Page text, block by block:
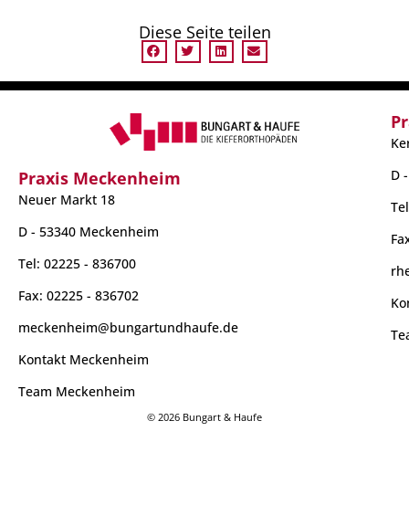
Diese Seite teilen
Praxis Meckenheim
Neuer Markt 18
D - 53340 Meckenheim
Tel: 02225 - 836700
Fax: 02225 - 836702
meckenheim@bungartundhaufe.de
Kontakt Meckenheim
Team Meckenheim
D
© 2026 Bungart & Haufe